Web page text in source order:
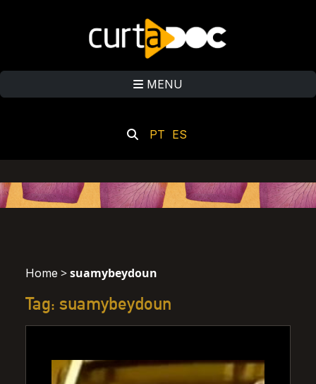
MENU
PT ES
Home >suamybeydoun
Tag: suamybeydoun